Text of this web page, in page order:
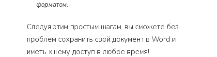
форматом.
Следуя этим простым шагам, вы сможете без
проблем сохранить свой документ в Word и
иметь к нему доступ в любое время!